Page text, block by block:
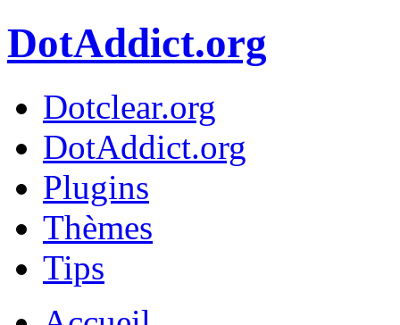
DotAddict.org
Dotclear.org
DotAddict.org
Plugins
Thèmes
Tips